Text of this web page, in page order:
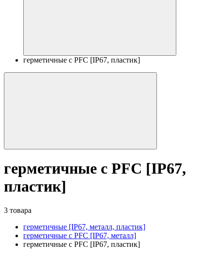
герметичные с PFC [IP67, пластик]
герметичные с PFC [IP67,
пластик]
3 товара
герметичные [IP67, металл, пластик]
герметичные с PFC [IP67, металл]
герметичные с PFC [IP67, пластик]